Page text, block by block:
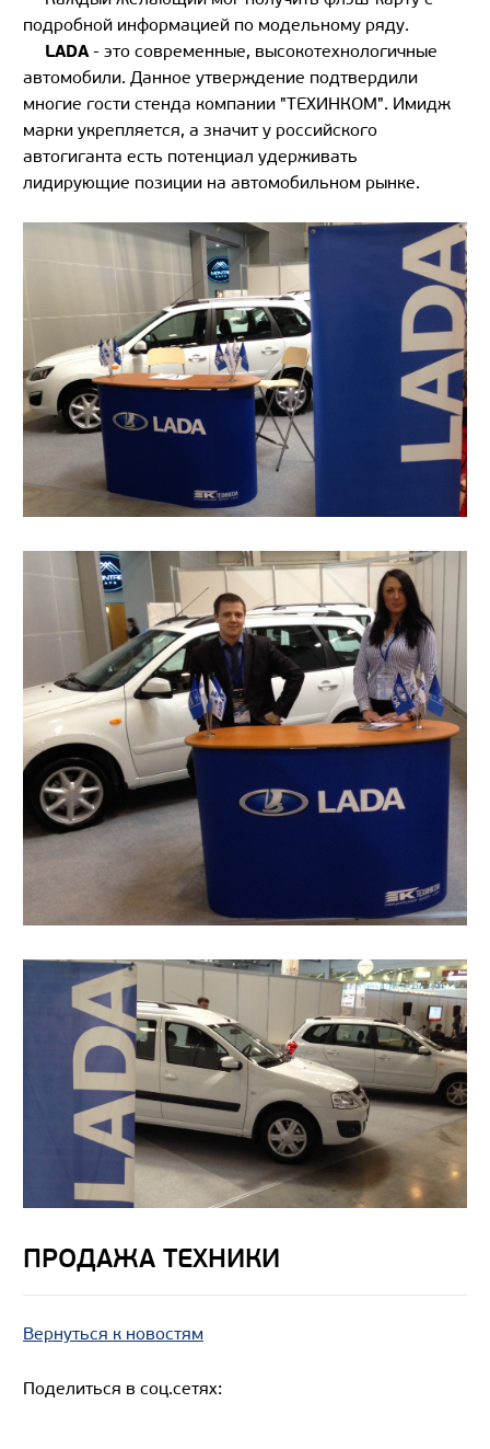
подробной информацией по модельному ряду.
LADA- это современные, высокотехнологичные
автомобили. Данное утверждение подтвердили
многие гости стенда компании "ТЕХИНКОМ". Имидж
марки укрепляется, а значит у российского
автогиганта есть потенциал удерживать
лидирующие позиции на автомобильном рынке.
ПРОДАЖА ТЕХНИКИ
Вернуться к новостям
Поделиться в соц.сетях: